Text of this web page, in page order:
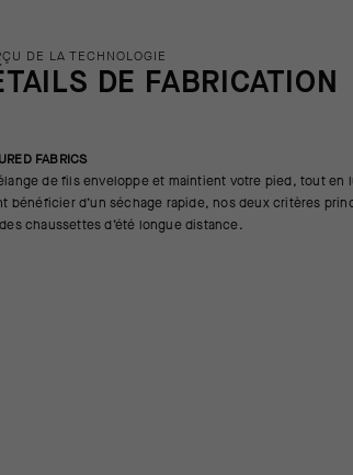
DE LA TECHNOLOGIE
DE FABRICATION
FABRICS
de fils enveloppe et maintient votre pied, tout en
bénéficier d’un séchage rapide, nos deux critères
chaussettes d’été longue distance.